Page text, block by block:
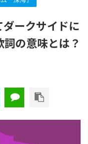
ダークサイドに
の意味とは？